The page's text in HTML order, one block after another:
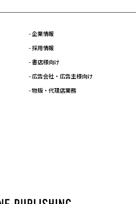
- 企業情報
- 採用情報
- 書店様向け
- 広告会社・広告主様向け
- 物販・代理店業務